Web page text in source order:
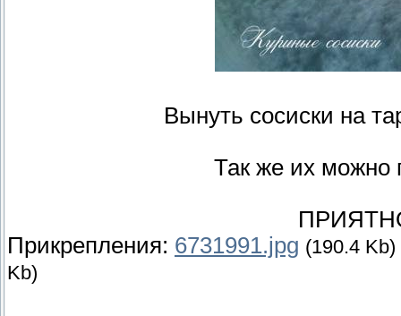
Вынуть сосиски на
Так же их можно
Прикрепления: 6731991.jpg (190.4 Kb)
Kb)